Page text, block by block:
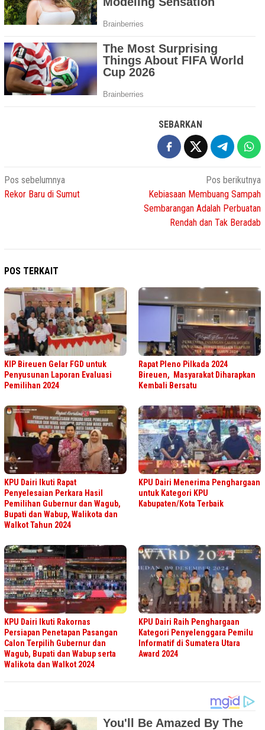
SEBARKAN
Navigasi
pos
Pos sebelumnya
Rekor Baru di Sumut
Pos berikutnya
Kebiasaan Membuang Sampah
Sembarangan Adalah Perbuatan
Rendah dan Tak Beradab
POS TERKAIT
KIP Bireuen Gelar FGD untuk
Penyusunan Laporan Evaluasi
Pemilihan 2024
Rapat Pleno Pilkada 2024
Bireuen, Masyarakat Diharapkan
Kembali Bersatu
KPU Dairi Ikuti Rapat
Penyelesaian Perkara Hasil
Pemilihan Gubernur dan Wagub,
Bupati dan Wabup, Walikota dan
Walkot Tahun 2024
KPU Dairi Menerima Penghargaan
untuk Kategori KPU
Kabupaten/Kota Terbaik
KPU Dairi Ikuti Rakornas
Persiapan Penetapan Pasangan
Calon Terpilih Gubernur dan
Wagub, Bupati dan Wabup serta
Walikota dan Walkot 2024
KPU Dairi Raih Penghargaan
Kategori Penyelenggara Pemilu
Informatif di Sumatera Utara
Award 2024